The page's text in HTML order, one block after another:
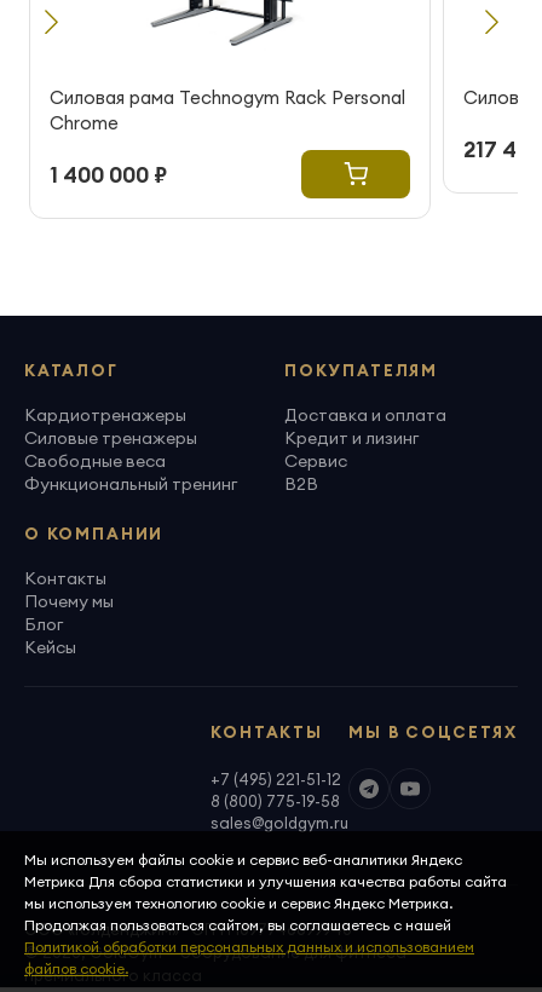
Силовая рама Technogym Rack Personal
Chrome
1 400 000 ₽
217
КАТАЛОГ
Кардиотренажеры
Силовые тренажеры
Свободные веса
Функциональный тренинг
ПОКУПАТЕЛЯМ
Доставка и оплата
Кредит и лизинг
Сервис
B2B
О КОМПАНИИ
Контакты
Почему мы
Блог
Кейсы
МЫ В СОЦСЕТЯХ
КОНТАКТЫ
+7 (495) 221-51-12
8 (800) 775-19-58
sales@goldgym.ru
ООО «Голденджим» · ОГРН 1097746699940
© 2026, GoldGym — оборудование для фитнеса
премиального класса
Мы используем файлы cookie и сервис веб-аналитики Яндекс
Метрика Для сбора статистики и улучшения качества работы сайта
мы используем технологию cookie и сервис Яндекс Метрика.
Продолжая пользоваться сайтом, вы соглашаетесь с нашей
Политикой обработки персональных данных и использованием
файлов cookie.